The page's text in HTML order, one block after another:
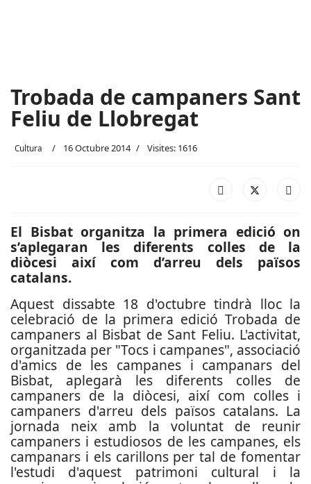
Trobada de campaners Sant
Feliu de Llobregat
Cultura 16 Octubre 2014 Visites: 1616
El Bisbat organitza la primera edició on
s’aplegaran les diferents colles de la
diòcesi així com d’arreu dels països
catalans.
Aquest dissabte 18 d'octubre tindrà lloc la
celebració de la primera edició Trobada de
campaners al Bisbat de Sant Feliu. L'activitat,
organitzada per "Tocs i campanes", associació
d'amics de les campanes i campanars del
Bisbat, aplegarà les diferents colles de
campaners de la diòcesi, així com colles i
campaners d'arreu dels països catalans. La
jornada neix amb la voluntat de reunir
campaners i estudiosos de les campanes, els
campanars i els carillons per tal de fomentar
l'estudi d'aquest patrimoni cultural i la